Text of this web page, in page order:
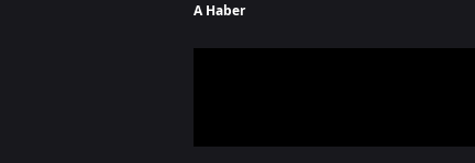
A Haber